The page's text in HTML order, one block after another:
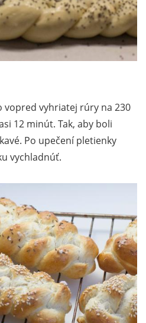
vopred vyhriatej rúry na 230
12 minút. Tak, aby boli
Po upečení pletienky
vychladnúť.